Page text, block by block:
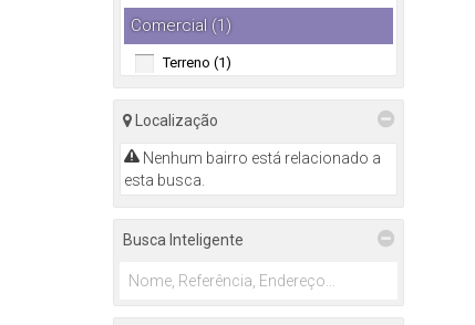
Comercial (1)
Terreno (1)
Localização
Nenhum bairro está relacionado a
esta busca.
Busca Inteligente